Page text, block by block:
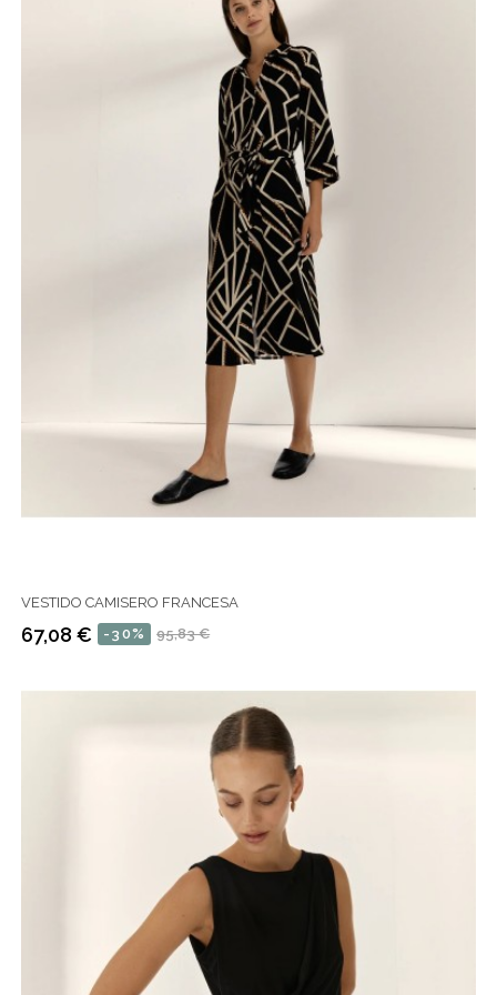
VESTIDO CAMISERO FRANCESA
Precio
95,83 €
-30%
Precio
67,08 €